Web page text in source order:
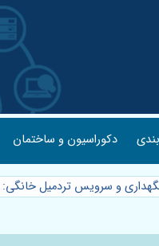
دکوراسیون و ساختمان
و سرویس تردمیل خانگی: